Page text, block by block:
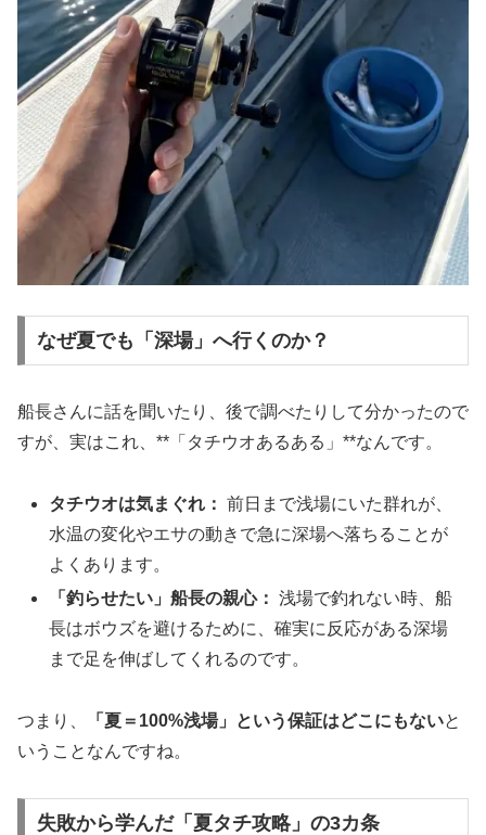
なぜ夏でも「深場」へ行くのか？
船長さんに話を聞いたり、後で調べたりして分かったので
すが、実はこれ、**「タチウオあるある」**なんです。
タチウオは気まぐれ： 前日まで浅場にいた群れが、
水温の変化やエサの動きで急に深場へ落ちることが
よくあります。
「釣らせたい」船長の親心： 浅場で釣れない時、船
長はボウズを避けるために、確実に反応がある深場
まで足を伸ばしてくれるのです。
つまり、 「夏＝100%浅場」という保証はどこにもないと
いうことなんですね。
失敗から学んだ「夏タチ攻略」の3カ条